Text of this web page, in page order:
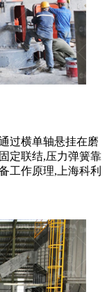
过横单轴悬挂在磨
定联结,压力弹簧靠
工作原理,上海科利